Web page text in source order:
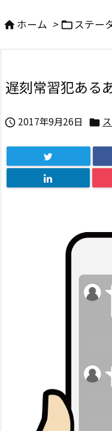
ホーム >  ステー
遅刻常習犯ある
 2017年9月26日 